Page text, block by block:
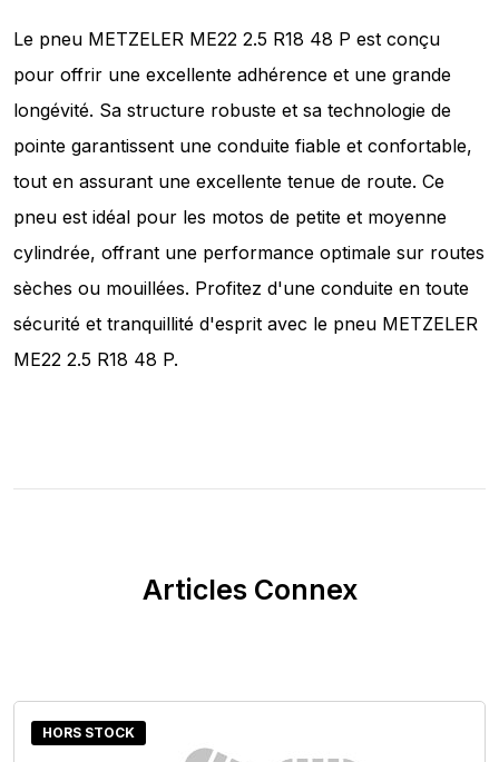
Le pneu METZELER ME22 2.5 R18 48 P est conçu
pour offrir une excellente adhérence et une grande
longévité. Sa structure robuste et sa technologie de
pointe garantissent une conduite fiable et confortable,
tout en assurant une excellente tenue de route. Ce
pneu est idéal pour les motos de petite et moyenne
cylindrée, offrant une performance optimale sur routes
sèches ou mouillées. Profitez d'une conduite en toute
sécurité et tranquillité d'esprit avec le pneu METZELER
ME22 2.5 R18 48 P.
Articles Connex
HORS STOCK